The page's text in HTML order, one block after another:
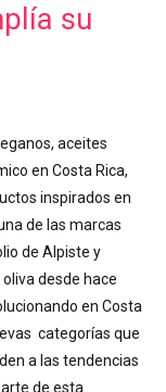
su
aceites
en Costa Rica,
inspirados en
de las marcas
de Alpiste y
desde hace
en Costa
categorías que
a las tendencias
de esta